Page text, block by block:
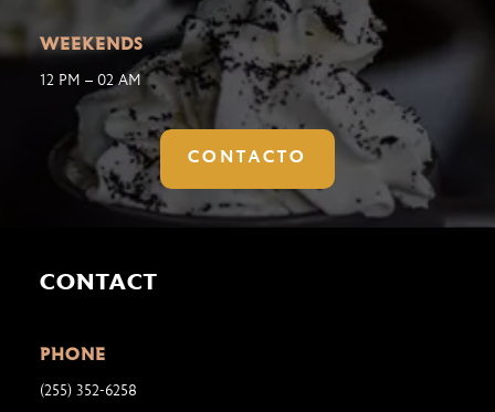
WEEKENDS
12 PM – 02 AM
CONTACTO
CONTACT
PHONE
(255) 352-6258